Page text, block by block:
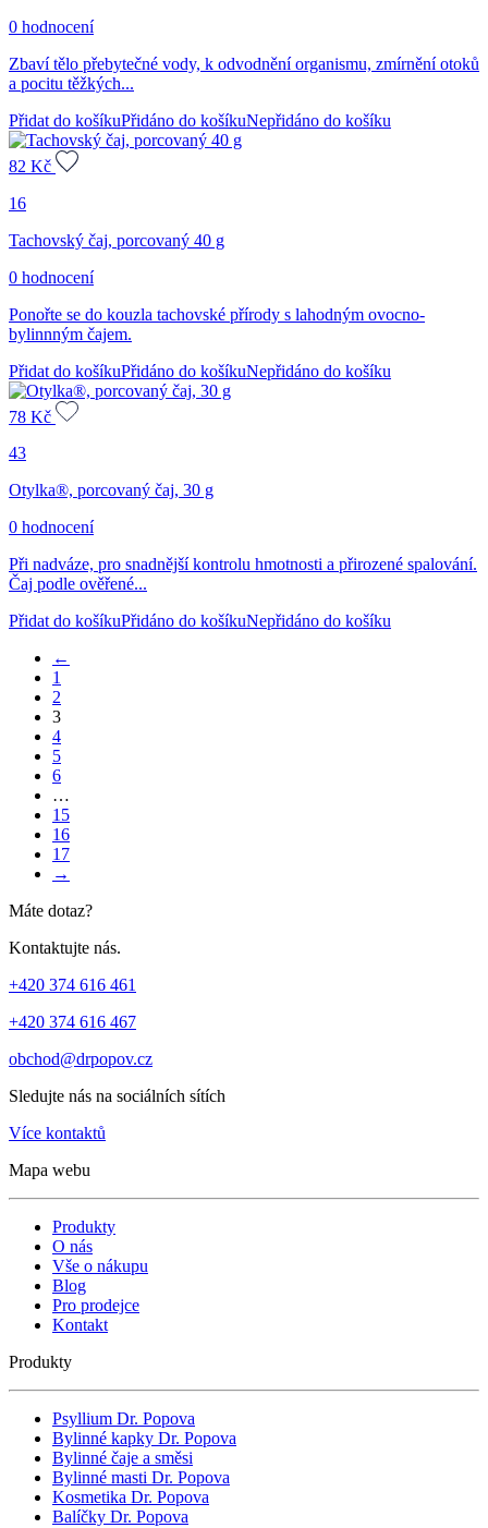
0 hodnocení
Zbaví tělo přebytečné vody, k odvodnění organismu, zmírnění otoků
a pocitu těžkých...
Přidat do košíkuPřidáno do košíkuNepřidáno do košíku
82 Kč
16
Tachovský čaj, porcovaný 40 g
0 hodnocení
Ponořte se do kouzla tachovské přírody s lahodným ovocno-
bylinnným čajem.
Přidat do košíkuPřidáno do košíkuNepřidáno do košíku
78 Kč
43
Otylka®, porcovaný čaj, 30 g
0 hodnocení
Při nadváze, pro snadnější kontrolu hmotnosti a přirozené spalování.
Čaj podle ověřené...
Přidat do košíkuPřidáno do košíkuNepřidáno do košíku
←
1
2
3
4
5
6
…
15
16
17
→
Máte dotaz?
Kontaktujte nás.
+420 374 616 461
+420 374 616 467
obchod@drpopov.cz
Sledujte nás na sociálních sítích
Více kontaktů
Mapa webu
Produkty
O nás
Vše o nákupu
Blog
Pro prodejce
Kontakt
Produkty
Psyllium Dr. Popova
Bylinné kapky Dr. Popova
Bylinné čaje a směsi
Bylinné masti Dr. Popova
Kosmetika Dr. Popova
Balíčky Dr. Popova